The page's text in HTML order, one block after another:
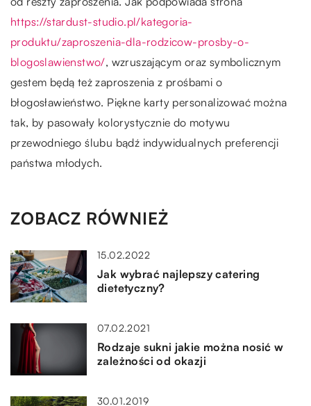
https://stardust-studio.pl/kategoria-
produktu/zaproszenia-dla-rodzicow-prosby-o-
blogoslawienstwo/, wzruszającym oraz symbolicznym
gestem będą też zaproszenia z prośbami o
błogosławieństwo. Piękne karty personalizować można
tak, by pasowały kolorystycznie do motywu
przewodniego ślubu bądź indywidualnych preferencji
państwa młodych.
ZOBACZ RÓWNIEŻ
15.02.2022
Jak wybrać najlepszy catering
dietetyczny?
07.02.2021
Rodzaje sukni jakie można nosić w
zależności od okazji
30.01.2019